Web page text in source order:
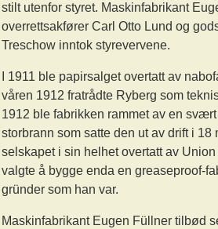
stilt utenfor styret. Maskinfabrikant
overrettsakfører Carl Otto Lund og
Treschow inntok styrevervene.
I 1911 ble papirsalget overtatt av
våren 1912 fratrådte Ryberg som
1912 ble fabrikken rammet av en
storbrann som satte den ut av drift i 18
selskapet i sin helhet overtatt av
valgte å bygge enda en greaseproof-
gründer som han var.
Maskinfabrikant Eugen Füllner tilbød